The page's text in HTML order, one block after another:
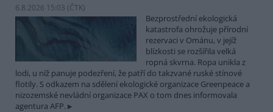
6.8.2026 15:03 (ČTK)
Bezprostřední ekologická
katastrofa ohrožuje přírodní
rezervaci v Ománu, v jejíž
blízkosti se rozšířila velká
ropná skvrna. Ropa unikla z
lodi, u níž panuje podezření, že patří do takzvané ruské stínové
flotily. S odkazem na sdělení ekologické organizace Greenpeace a
nizozemské nevládní organizace PAX o tom dnes informovala
agentura AFP.